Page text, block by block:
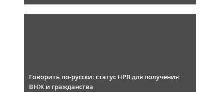
Говорить по-русски: статус НРЯ для получения
ВНЖ и гражданства